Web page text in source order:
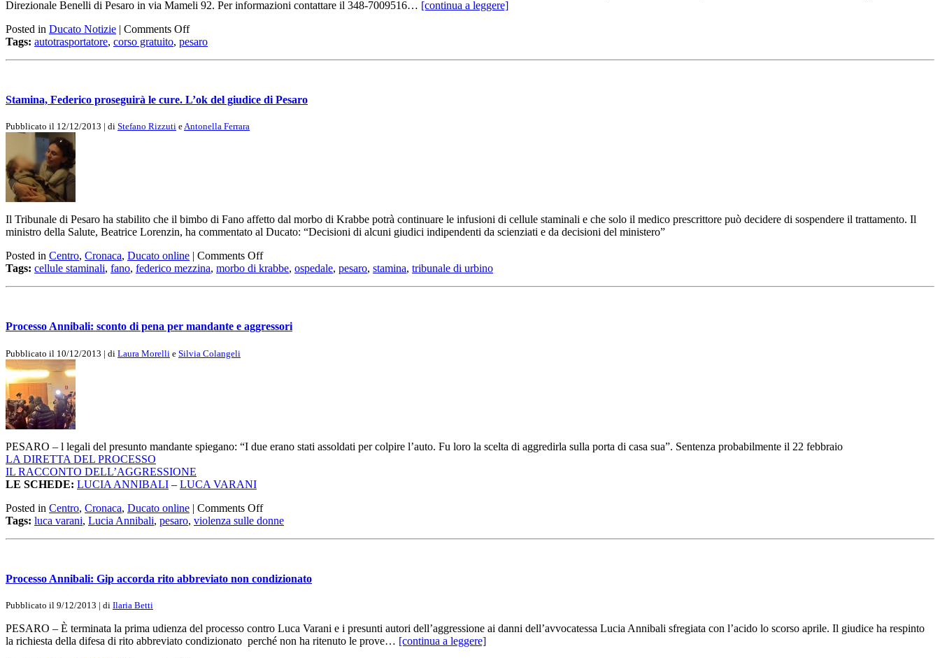
Direzionale Benelli di Pesaro in via Mameli 92. Per informazioni contattare il 348-7009516… [continua a leggere]
Posted in Ducato Notizie | Comments Off
Tags: autotrasportatore, corso gratuito, pesaro
Stamina, Federico proseguirà le cure. L’ok del giudice di Pesaro
Pubblicato il 12/12/2013 | di Stefano Rizzuti eAntonella Ferrara
Il Tribunale di Pesaro ha stabilito che il bimbo di Fano affetto dal morbo di Krabbe potrà continuare le infusioni di cellule staminali e che solo il medico prescrittore può decidere di sospendere il trattamento. Il
ministro della Salute, Beatrice Lorenzin, ha commentato al Ducato: “Decisioni di alcuni giudici indipendenti da scienziati e da decisioni del ministero”
Posted in Centro, Cronaca, Ducato online | Comments Off
Tags: cellule staminali, fano, federico mezzina, morbo di krabbe, ospedale, pesaro, stamina, tribunale di urbino
Processo Annibali: sconto di pena per mandante e aggressori
Pubblicato il 10/12/2013 | di Laura Morelli e Silvia Colangeli
PESARO – l legali del presunto mandante spiegano: “I due erano stati assoldati per colpire l’auto. Fu loro la scelta di aggredirla sulla porta di casa sua”. Sentenza probabilmente il 22 febbraio
LA DIRETTA DEL PROCESSO
IL RACCONTO DELL’AGGRESSIONE
LE SCHEDE: LUCIA ANNIBALI – LUCA VARANI
Posted in Centro, Cronaca, Ducato online | Comments Off
Tags: luca varani, Lucia Annibali, pesaro, violenza sulle donne
Processo Annibali: Gip accorda rito abbreviato non condizionato
Pubblicato il 9/12/2013 | di Ilaria Betti
PESARO – È terminata la prima udienza del processo contro Luca Varani e i presunti autori dell’aggressione ai danni dell’avvocatessa Lucia Annibali sfregiata con l’acido lo scorso aprile. Il giudice ha respinto
la richiesta della difesa di rito abbreviato condizionato perché non ha ritenuto le prove… [continua a leggere]